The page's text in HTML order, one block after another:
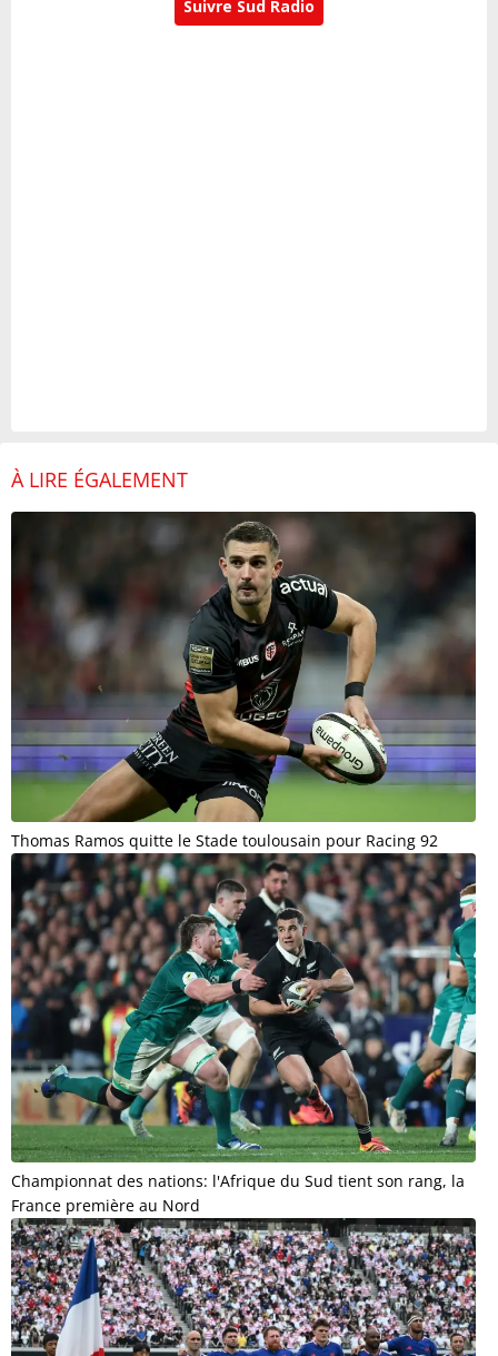
Suivre Sud Radio
À LIRE ÉGALEMENT
Thomas Ramos quitte le Stade toulousain pour Racing 92
Championnat des nations: l'Afrique du Sud tient son rang, la
France première au Nord